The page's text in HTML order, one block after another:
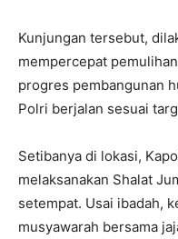
Kunjungan tersebut,
mempercepat
progres pembangunan
Polri berjalan sesuai
Setibanya di lokasi,
melaksanakan Shalat
setempat. Usai ibadah,
musyawarah bersama